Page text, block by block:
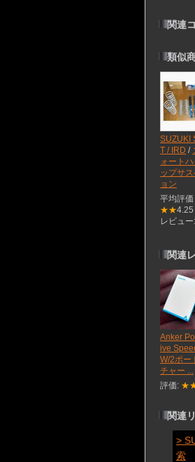
関連
類似
SUZUKI
T / IRD /
ォート
ップサ
ョン
平均評価
★★4.25
レビュ
関連
Anker
ive
W/2ポー
チャー ...
評価:
関連
>
索